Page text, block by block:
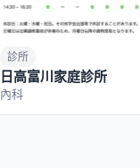
診所
日高富川家庭診所
內科